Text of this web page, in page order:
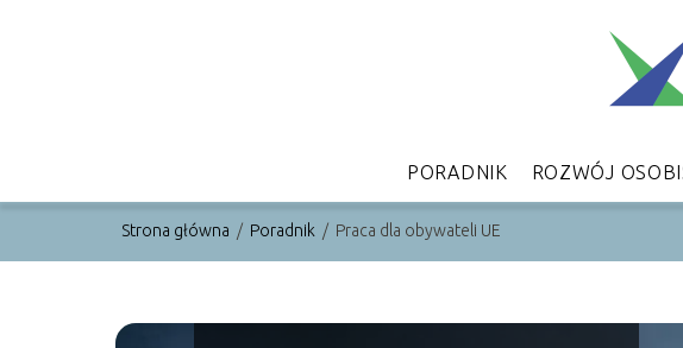
PORADNIK ROZWÓJ
Strona główna / Poradnik / Praca dla obywateli UE